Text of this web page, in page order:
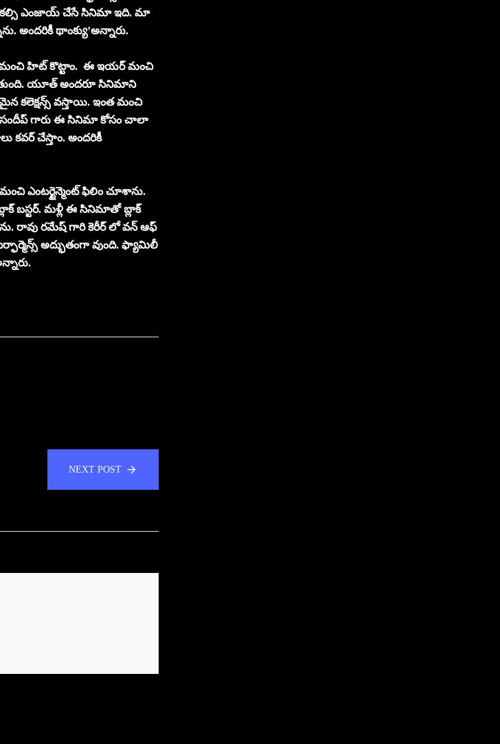
ఎంజాయ్ చేసే సినిమా ఇది. మా
అందరికీ థాంక్యు’అన్నారు.
మంచి హిట్ కొట్టాం. ఈ ఇయర్ మంచి
యూత్ అందరూ సినిమాని
కలెక్షన్స్ వస్తాయి. ఇంత మంచి
సందీప్ గారు ఈ సినిమా కోసం చాలా
కవర్ చేస్తాం. అందరికీ
ఎంటర్టైన్మెంట్ ఫిలిం చూశాను.
బస్టర్. మళ్లీ ఈ సినిమాతో బ్లాక్
రావు రమేష్ గారి కెరీర్ లో వన్ ఆఫ్
అద్భుతంగా వుంది. ఫ్యామిలీ
NEXT POST